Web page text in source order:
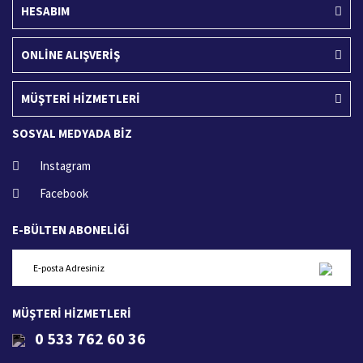
HESABIM
ONLİNE ALIŞVERİŞ
MÜŞTERİ HİZMETLERİ
SOSYAL MEDYADA BİZ
Instagram
Facebook
E-BÜLTEN ABONELİĞİ
MÜŞTERİ HİZMETLERİ
0 533 762 60 36